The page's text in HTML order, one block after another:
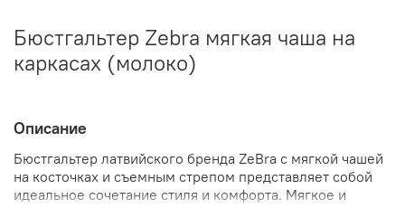
Бюстгальтер Zebra мягкая чаша на
каркасах (молоко)
Описание
Бюстгальтер латвийского бренда ZeBra с мягкой чашей
на косточках и съемным стрепом представляет собой
идеальное сочетание стиля и комфорта. Мягкое и